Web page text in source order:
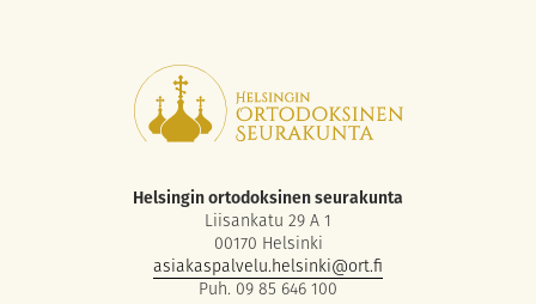
Helsingin ortodoksinen seurakunta
Liisankatu 29 A 1
00170 Helsinki
asiakaspalvelu.helsinki@ort.fi
Puh. 09 85 646 100